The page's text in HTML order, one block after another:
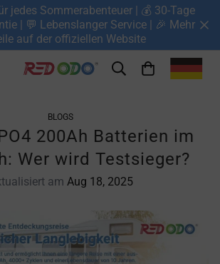
jedes Sommerabenteuer | 💰 30-Tage
| 💬 Lebenslanger Service | 🎉 Mehr
auf der offiziellen Website
BLOGS
200Ah Batterien im
Wer wird Testsieger?
am Aug 18, 2025